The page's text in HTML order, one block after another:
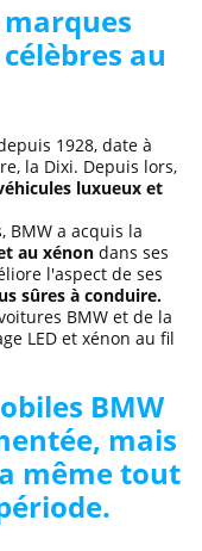
marques
au
1928, date à
la Dixi. Depuis lors,
luxueux et
BMW a acquis la
au xénon dans ses
l'aspect de ses
sûres à conduire.
BMW et de la
LED et xénon au fil
BMW
mais
même tout